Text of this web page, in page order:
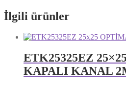
İlgili ürünler
ETK25325EZ
KAPALI KANAL